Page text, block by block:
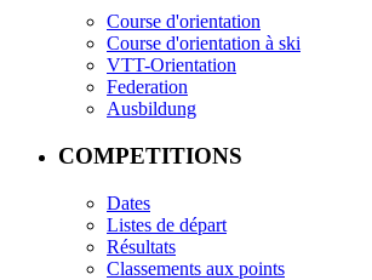
Course d'orientation
Course d'orientation à ski
VTT-Orientation
Federation
Ausbildung
COMPETITIONS
Dates
Listes de départ
Résultats
Classements aux points